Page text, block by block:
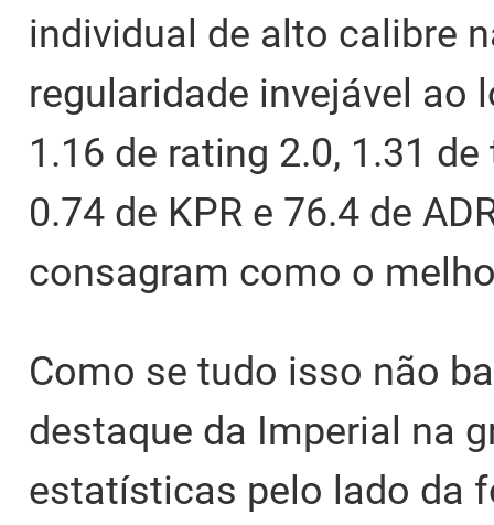
individual de alto calibre
regularidade invejável ao
1.16 de rating 2.0, 1.31
0.74 de KPR e 76.4 de
consagram como o
Como se tudo isso não
destaque da Imperial na
estatísticas pelo lado da